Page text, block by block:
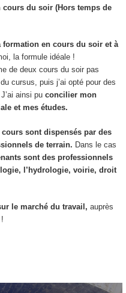
du soir (Hors temps de
formation en cours du soir et à
la formule idéale !
de deux cours du soir pas
cursus, puis j’ai opté pour des
ainsi pu concilier mon
et mes études.
cours sont dispensés par des
de terrain. Dans le cas
sont des professionnels
l’hydrologie, voirie, droit
le marché du travail, auprès